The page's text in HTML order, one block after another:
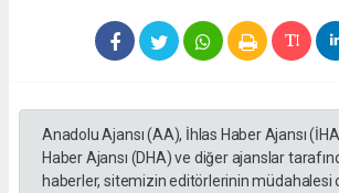
Anadolu Ajansı (AA), İhlas Haber Ajansı
Haber Ajansı (DHA) ve diğer ajanslar
haberler, sitemizin editörlerinin müdahalesi